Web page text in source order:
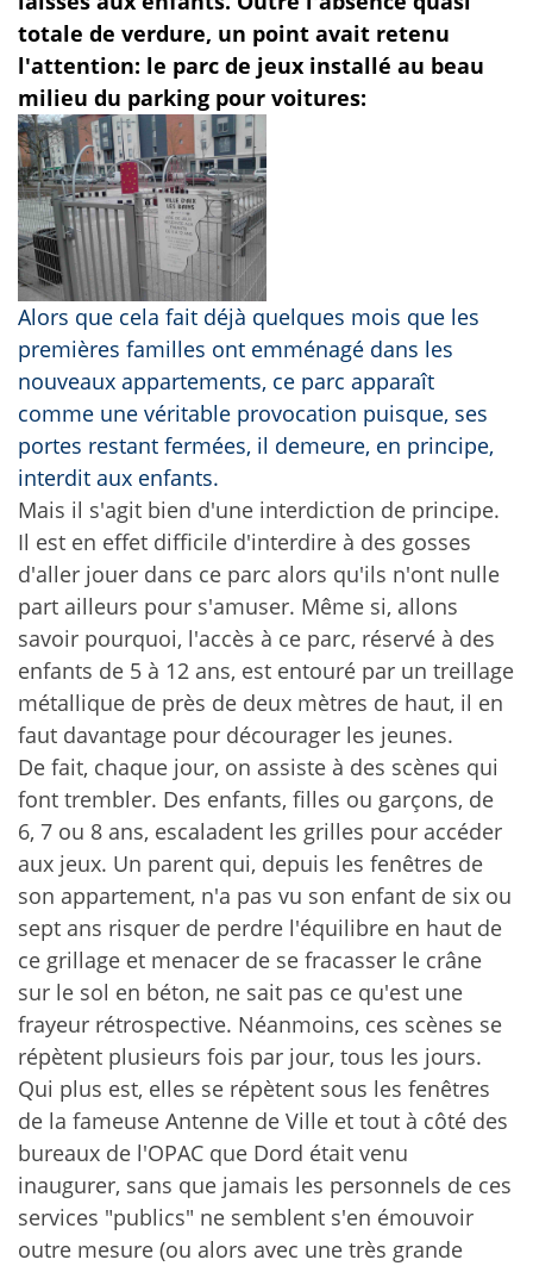
totale de verdure, un point avait retenu
l'attention: le parc de jeux installé au beau
milieu du parking pour voitures:
Alors que cela fait déjà quelques mois que les
premières familles ont emménagé dans les
nouveaux appartements, ce parc apparaît
comme une véritable provocation puisque, ses
portes restant fermées, il demeure, en principe,
interdit aux enfants.
Mais il s'agit bien d'une interdiction de principe.
Il est en effet difficile d'interdire à des gosses
d'aller jouer dans ce parc alors qu'ils n'ont nulle
part ailleurs pour s'amuser. Même si, allons
savoir pourquoi, l'accès à ce parc, réservé à des
enfants de 5 à 12 ans, est entouré par un treillage
métallique de près de deux mètres de haut, il en
faut davantage pour décourager les jeunes.
De fait, chaque jour, on assiste à des scènes qui
font trembler. Des enfants, filles ou garçons, de
6, 7 ou 8 ans, escaladent les grilles pour accéder
aux jeux. Un parent qui, depuis les fenêtres de
son appartement, n'a pas vu son enfant de six ou
sept ans risquer de perdre l'équilibre en haut de
ce grillage et menacer de se fracasser le crâne
sur le sol en béton, ne sait pas ce qu'est une
frayeur rétrospective. Néanmoins, ces scènes se
répètent plusieurs fois par jour, tous les jours.
Qui plus est, elles se répètent sous les fenêtres
de la fameuse Antenne de Ville et tout à côté des
bureaux de l'OPAC que Dord était venu
inaugurer, sans que jamais les personnels de ces
services "publics" ne semblent s'en émouvoir
outre mesure (ou alors avec une très grande